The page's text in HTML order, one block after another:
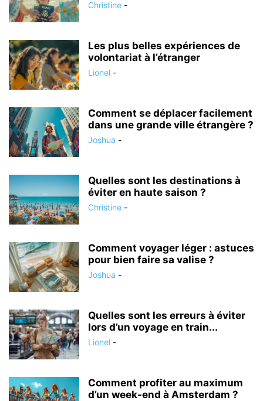
Christine -
Les plus belles expériences de
volontariat à l’étranger
Lionel -
Comment se déplacer facilement
dans une grande ville étrangère ?
Joshua -
Quelles sont les destinations à
éviter en haute saison ?
Christine -
Comment voyager léger : astuces
pour bien faire sa valise ?
Joshua -
Quelles sont les erreurs à éviter
lors d’un voyage en train...
Lionel -
Comment profiter au maximum
d’un week-end à Amsterdam ?